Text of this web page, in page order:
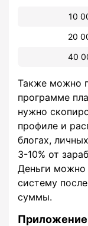
10
20
40
Также можно
программе
нужно
профиле и
блогах,
3-10% от
Деньги
систему
суммы.
Приложение